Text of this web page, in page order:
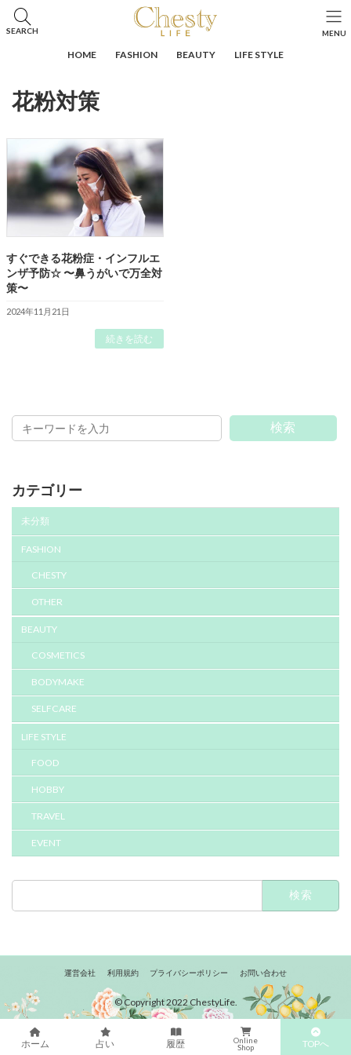
テ
プ
ゲ
動
SEARCH
HOME FASHION BEAUTY LIFE STYLE
HOME 花粉対策
花粉対策
すぐできる花粉症・インフルエ
ンザ予防☆ 〜鼻うがいで万全対
策〜
2024年11月21日
続きを読む
検索
カテゴリー
未分類
FASHION
CHESTY
OTHER
BEAUTY
COSMETICS
BODYMAKE
SELFCARE
LIFE STYLE
FOOD
HOBBY
TRAVEL
EVENT
検
運営会社 利用規約 プライバシーポリシー お問い合わせ
© Copyright 2022 ChestyLife.
MENU
ホーム 占い 履歴
Online
Shop
TOPへ